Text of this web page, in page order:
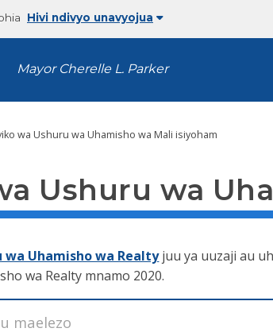
Hivi ndivyo unavyojua
Mayor Cherelle L. Parker
wa Ushuru wa Uhamisho wa Mali isiyoham
Ushuru wa
wa Uhamisho wa Realtyjuu ya uuzaji au
wa Realty mnamo 2020.